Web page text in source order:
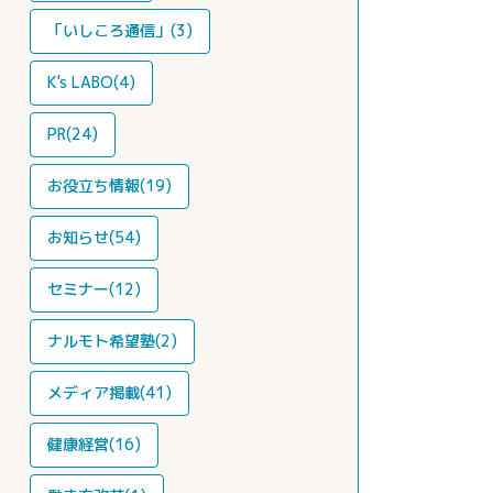
「いしころ通信」(3)
K's LABO(4)
PR(24)
お役立ち情報(19)
お知らせ(54)
セミナー(12)
ナルモト希望塾(2)
メディア掲載(41)
健康経営(16)